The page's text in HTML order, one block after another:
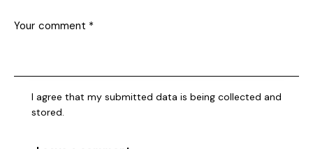
I agree that my submitted data is being collected and
stored.